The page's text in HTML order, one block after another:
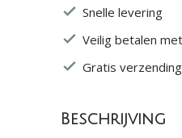
Snelle levering
Veilig betalen
Gratis
Beschrijving